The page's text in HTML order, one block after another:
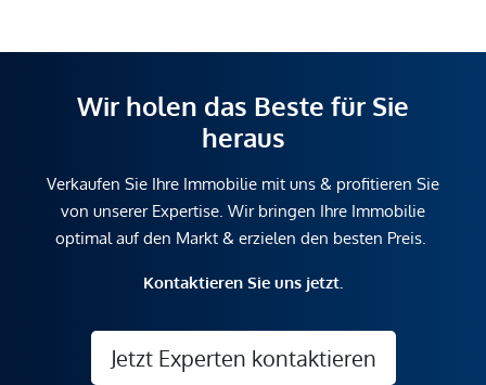
Wir holen das Beste für Sie
heraus
Verkaufen Sie Ihre Immobilie mit uns & profitieren Sie
von unserer Expertise. Wir bringen Ihre Immobilie
optimal auf den Markt & erzielen den besten Preis.
Kontaktieren Sie uns jetzt.
Jetzt Experten kontaktieren